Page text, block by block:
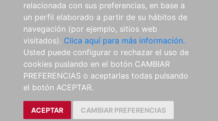
relacionada con sus preferencias, en base a
un perfil elaborado a partir de su hábitos de
navegación (por ejemplo, sitios web
visitados). Clica aquí para más información.
Usted puede configurar o rechazar el uso de
cookies puslando en el botón CAMBIAR
PREFERENCIAS o aceptarlas todas pulsando
el botón ACEPTAR.
ACEPTAR CAMBIAR PREFERENCIAS